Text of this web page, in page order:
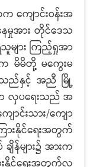
ောင်းဝန်းအ
ေမှုအား တိုင်ဒေသ
များ ကြည့်ရှုအာ
က မိမိတို့ မကွေးမ
သည်နှင့် အညီ မြို့
ာ လှပရေးသည် အ
ောင်းသား/ကျော
ားနိုင်ရေးအတွက်
ျိန်များ၌ အားက
ားနိုင်ရေးအတွက်လ